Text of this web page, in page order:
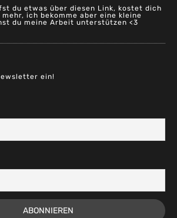
du etwas über diesen Link, kostet dich
ich bekomme aber eine kleine
du meine Arbeit unterstützen <3
ein!